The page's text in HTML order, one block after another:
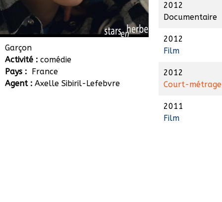
Hugo Fernandes
Garçon
Activité : comédie
Pays : France
Agent : Axelle Sibiril-Lefebvre
2012
Documentaire
2012
Film
2012
Court-métrage
2011
Film